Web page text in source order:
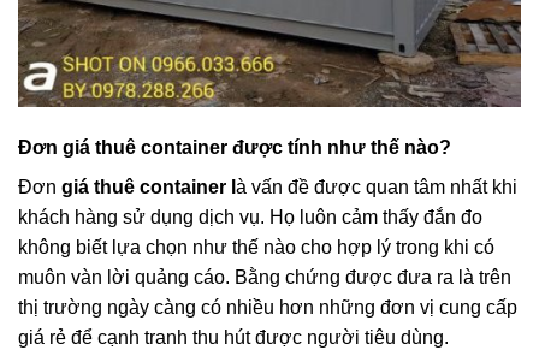
Đơn giá thuê container được tính như thế nào?
Đơn giá thuê container l à vấn đề được quan tâm nhất khi
khách hàng sử dụng dịch vụ. Họ luôn cảm thấy đắn đo
không biết lựa chọn như thế nào cho hợp lý trong khi có
muôn vàn lời quảng cáo. Bằng chứng được đưa ra là trên
thị trường ngày càng có nhiều hơn những đơn vị cung cấp
giá rẻ để cạnh tranh thu hút được người tiêu dùng.